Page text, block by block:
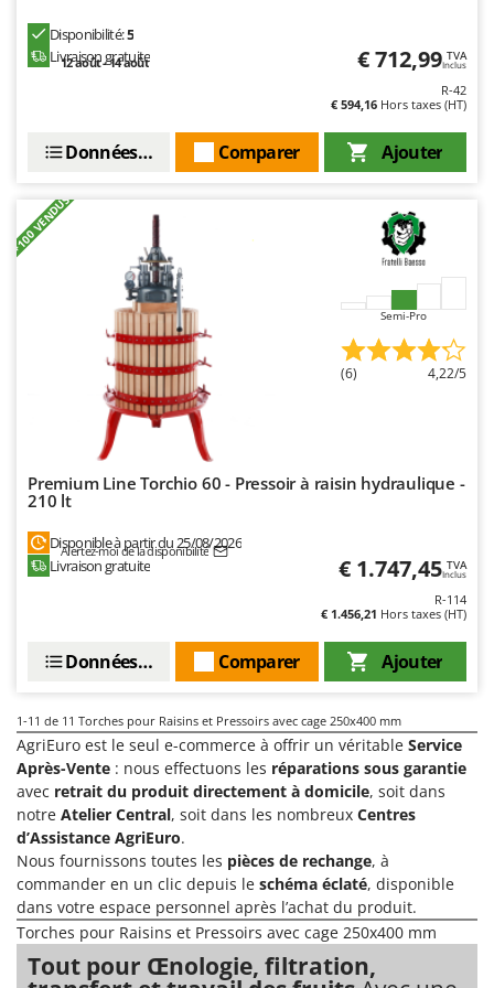
Nilfisk
Novital
NuovaFac
O
Officine Savioli
Oliviero
Omas
Ompagrill
Ooni
Oriental Koshin
Outdoorchef
Partisani
Philips
Pramac
Prismafood
R
R.G.V.
Rato
Reber
Redback
Disponibilité:5
Livraison gratuite
12 août - 14 août € 712,99 TVA
Inclus
R-42
€ 594,16 Hors taxes (HT)
Ajouter
Comparer
Données techniques
+100 VENDUS
Semi-Pro
(6) 4,22/5
Premium Line Torchio 60 - Pressoir à raisin hydraulique -
210 lt
Disponible à partir du 25/08/2026
Alertez-moi de la disponibilité
Livraison gratuite € 1.747,45 TVA
Inclus
R-114
€ 1.456,21 Hors taxes (HT)
Ajouter
Comparer
Données techniques
1-11 de 11 Torches pour Raisins et Pressoirs avec cage 250x400 mm
AgriEuro est le seul e-commerce à offrir un véritable Service
Après-Vente : nous effectuons les réparations sous garantie
avec retrait du produit directement à domicile, soit dans
notre Atelier Central, soit dans les nombreux Centres
d’Assistance AgriEuro.
Nous fournissons toutes les pièces de rechange, à
commander en un clic depuis le schéma éclaté, disponible
dans votre espace personnel après l’achat du produit.
Torches pour Raisins et Pressoirs avec cage 250x400 mm
Tout pour Œnologie, filtration,